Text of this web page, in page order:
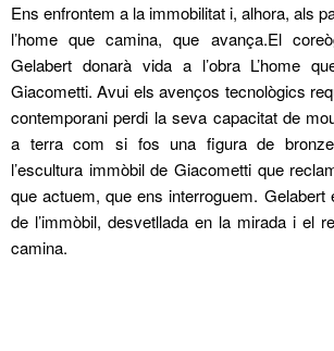
Ens enfrontem a la immobilitat i, alhora, als
l’home que camina, que avança.El
Gelabert donarà vida a l’obra L’home
Giacometti. Avui els avenços tecnològics
contemporani perdi la seva capacitat de
a terra com si fos una figura de
l’escultura immòbil de Giacometti que
que actuem, que ens interroguem. Gelabert
de l’immòbil, desvetllada en la mirada i el
camina.